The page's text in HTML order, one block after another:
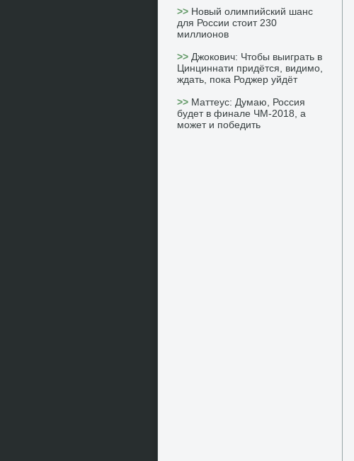
>> Новый олимпийский шанс
для России стоит 230
миллионов
>> Джокович: Чтобы выиграть в
Цинциннати придётся, видимо,
ждать, пока Роджер уйдёт
>> Маттеус: Думаю, Россия
будет в финале ЧМ-2018, а
может и победить